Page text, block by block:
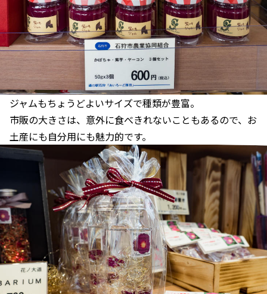
ジャムもちょうどよいサイズで種類が豊富。
市販の大きさは、意外に食べきれないこともあるので、お
土産にも自分用にも魅力的です。